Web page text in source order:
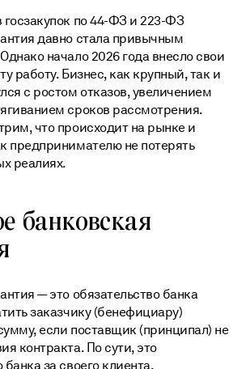
контракта по 223-ФЗ
Telegram
Копировать ссылку
госзакупок по 44-ФЗ и 223-ФЗ
давно стала привычным
начало 2026 года внесло свои
работу. Бизнес, как крупный, так и
с ростом отказов, увеличением
сроков рассмотрения.
что происходит на рынке и
предпринимателю не потерять
реалиях.
банковская
— это обязательство банка
заказчику (бенефициару)
если поставщик (принципал) не
контракта. По сути, это
банка за своего клиента.